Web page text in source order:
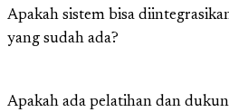
Apakah sistem bisa
yang sudah ada?
Apakah ada pelatihan dan